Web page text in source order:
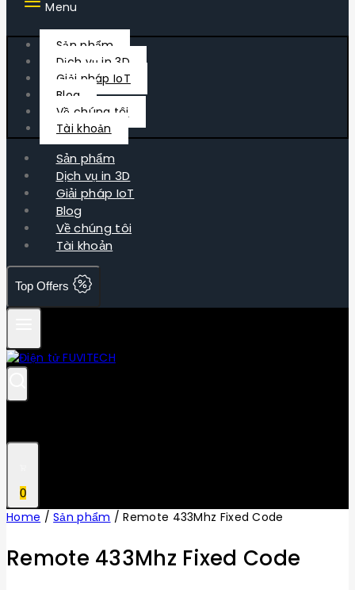
Menu
Sản phẩm
Dịch vụ in 3D
Giải pháp IoT
Blog
Về chúng tôi
Tài khoản
Sản phẩm
Dịch vụ in 3D
Giải pháp IoT
Blog
Về chúng tôi
Tài khoản
Top Offers
0
Home / Sản phẩm / Remote 433Mhz Fixed Code
Remote 433Mhz Fixed Code